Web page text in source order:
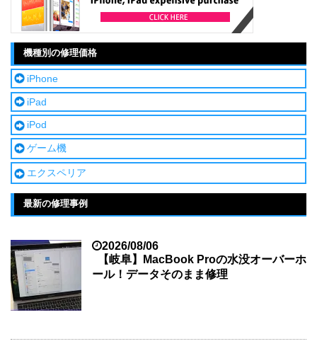
機種別の修理価格
iPhone
iPad
iPod
ゲーム機
エクスペリア
最新の修理事例
2026/08/06
【岐阜】MacBook Proの水没オーバーホ
ール！データそのまま修理